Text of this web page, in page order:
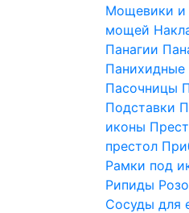
Мощевики и
мощей
Панагии
Пасочницы
Подставки
иконы
престол
Рамки под
Рипиды
Сосуды для